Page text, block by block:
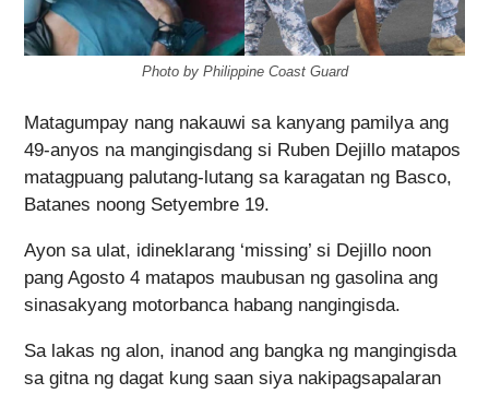
Photo by Philippine Coast Guard
Matagumpay nang nakauwi sa kanyang pamilya ang
49-anyos na mangingisdang si Ruben Dejillo matapos
matagpuang palutang-lutang sa karagatan ng Basco,
Batanes noong Setyembre 19.
Ayon sa ulat, idineklarang ‘missing’ si Dejillo noon
pang Agosto 4 matapos maubusan ng gasolina ang
sinasakyang motorbanca habang nangingisda.
Sa lakas ng alon, inanod ang bangka ng mangingisda
sa gitna ng dagat kung saan siya nakipagsapalaran